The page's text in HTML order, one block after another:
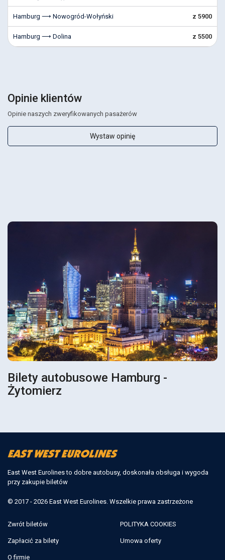
Hamburg ⟶ Nowogród-Wołyński z 5900
Hamburg ⟶ Dolina z 5500
Opinie klientów
Opinie naszych zweryfikowanych pasażerów
Wystaw opinię
Bilety autobusowe Hamburg -
Żytomierz
East West Eurolines to dobre autobusy, doskonała obsługa i wygoda
przy zakupie biletów
© 2017 - 2026 East West Eurolines. Wszelkie prawa zastrzeżone
Zwrót biletów
Zapłacić za bilety
O firmie
POLITYKA COOKIES
Umowa oferty